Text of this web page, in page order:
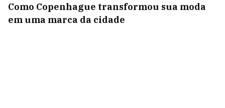
Como Copenhague transformou sua moda
em uma marca da cidade